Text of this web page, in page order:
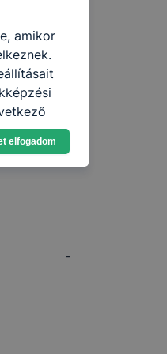
-
-
amikor
Ön
vagy
jobb
ezek
célja
elfogadom